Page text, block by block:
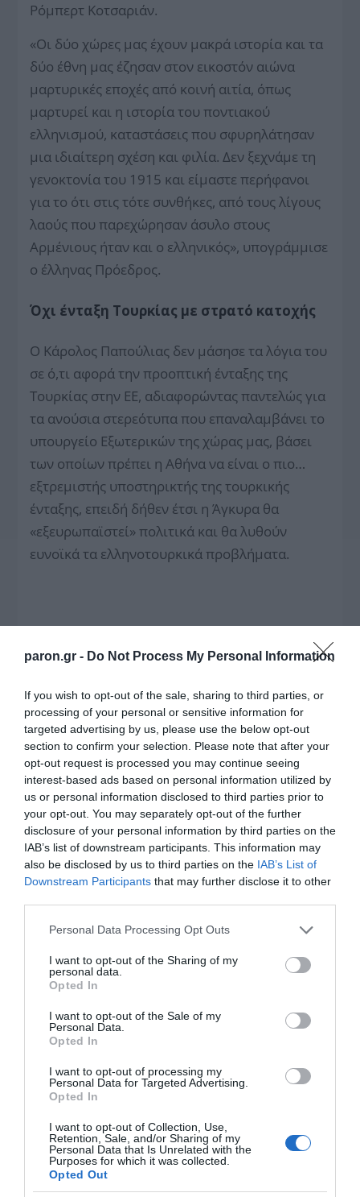
paron.gr - Do Not Process My Personal Information
If you wish to opt-out of the sale, sharing to third parties, or
processing of your personal or sensitive information for
targeted advertising by us, please use the below opt-out
section to confirm your selection. Please note that after your
opt-out request is processed you may continue seeing
interest-based ads based on personal information utilized by
us or personal information disclosed to third parties prior to
your opt-out. You may separately opt-out of the further
disclosure of your personal information by third parties on the
IAB’s list of downstream participants. This information may
also be disclosed by us to third parties on the IAB’s List of
Downstream Participants that may further disclose it to other
Please note that this website/app uses one or more Google
not limited to your visit or usage behaviour. You may click to
grant or deny consent to Google and its third-party tags to
use your data for below specified purposes in below Google
consent section.
Personal Data Processing Opt Outs
I want to opt-out of the Sharing of my
personal data.
Opted In
I want to opt-out of the Sale of my
Personal Data.
Opted In
I want to opt-out of processing my
Personal Data for Targeted Advertising.
Opted In
I want to opt-out of Collection, Use,
Retention, Sale, and/or Sharing of my
Personal Data that Is Unrelated with the
Purposes for which it was collected.
Opted Out
Ρόμπερτ Κοτσαριάν.
«Οι δύο χώρες μας έχουν μακρά ιστορία και τα
δύο έθνη μας έζησαν στον εικοστόν αιώνα
μαρτυρικές εποχές από κοινή αιτία, όπως
μαρτυρεί και η ιστορία του ποντιακού
ελληνισμού, καταστάσεις που σφυρηλάτησαν
μια ιδιαίτερη σχέση και φιλία. Δεν ξεχνάμε τη
γενοκτονία του 1915 και είμαστε περήφανοι
για το ότι στις τότε συνθήκες, από τους λίγους
λαούς που παρεχώρησαν άσυλο στους
Αρμένιους ήταν και ο ελληνικός», υπογράμμισε
ο έλληνας Πρόεδρος.
Όχι ένταξη Τουρκίας με στρατό κατοχής
Ο Κάρολος Παπούλιας δεν μάσησε τα λόγια του
σε ό,τι αφορά την προοπτική ένταξης της
Τουρκίας στην ΕΕ, αδιαφορώντας παντελώς για
τα ανούσια στερεότυπα που επαναλαμβάνει το
υπουργείο Εξωτερικών της χώρας μας, βάσει
των οποίων πρέπει η Αθήνα να είναι ο πιο…
εξτρεμιστής υποστηρικτής της τουρκικής
ένταξης, επειδή δήθεν έτσι η Άγκυρα θα
«εξευρωπαϊστεί» πολιτικά και θα λυθούν
ευνοϊκά τα ελληνοτουρκικά προβλήματα.
«Ελπίζω η Τουρκία να σκεφθεί ότι δεν μπορεί
να επιδιώκει την ένταξή της στην ΕΕ, έχοντας
έναν στρατό κατοχής 35.000 ανδρών σε μια
χώρα μέλος της ΕΕ», τόνισε χωρίς περιστροφές
τον Αρμένιο ομόλογό του, το μεσημέρι της
Τρίτης.
Το ίδιο βράδυ ο Κάρολος Παπούλιας επανήλθε
στο θέμα: «Το Κυπριακό συνιστά μείζον ζήτημα
εισβολής και κατοχής ανεξάρτητης χώρας,
κράτους μέλους του ΟΗΕ και της ΕΕ. Είναι
συνεπώς πρόβλημα τόσο διεθνούς δικαίου όσο
και της Ευρωπαϊκής Ένωσης. Ελπίζω ότι
σύντομα η απαράδεκτη κατάσταση στο νησί θα
τερματισθεί και ότι θα επανενωθεί η τελευταία
διαιρεμένη πρωτεύουσα της Ευρώπης», δήλωσε